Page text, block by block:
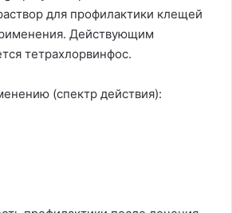
для профилактики клещей
Действующим
тетрахлорвинфос.
(спектр действия):